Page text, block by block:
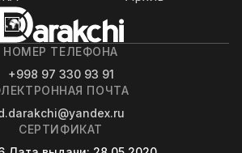
НОМЕР ТЕЛЕФОНА
+998 97 330 93 91
ПОЧТА
СЕРТИФИКАТ